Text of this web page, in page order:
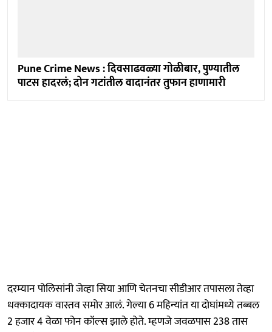
Pune Crime News : दिवसाढवळ्या गोळीबार, पुण्यातील
पाटस हादरलं; दोन गटांतील वादानंतर तुफान हाणामारी
दरम्यान पोलिसांनी जेव्हा सिया आणि चेतनचा सीडीआर तपासला तेव्हा
धक्कादायक वास्तव समोर आलं. गेल्या 6 महिन्यांत या दोघांमध्ये तब्बल
2 हजार 4 वेळा फोन कॉल्स झाले होते. म्हणजे जवळपास 238 तास